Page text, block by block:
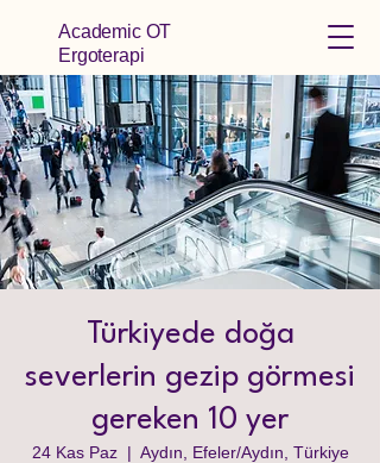
Academic OT
Ergoterapi
Türkiyede doğa
severlerin gezip görmesi
gereken 10 yer
24 Kas Paz
  |
Aydın, Efeler/Aydın, Türkiye